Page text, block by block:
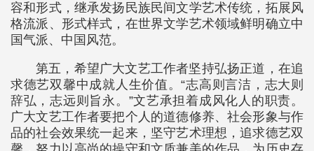
容和形式，继承发扬民族民间文学艺术传统，拓展风
格流派、形式样式，在世界文学艺术领域鲜明确立中
国气派、中国风范。
第五，希望广大文艺工作者坚持弘扬正道，在追
求德艺双馨中成就人生价值。“志高则言洁，志大则
辞弘，志远则旨永。”文艺承担着成风化人的职责。
广大文艺工作者要把个人的道德修养、社会形象与作
品的社会效果统一起来，坚守艺术理想，追求德艺双